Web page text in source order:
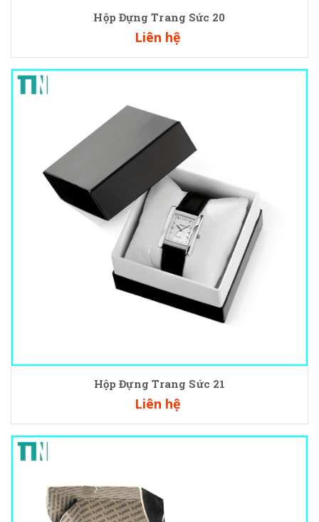
Hộp Đựng Trang Sức 20
Liên hệ
Hộp Đựng Trang Sức 21
Liên hệ